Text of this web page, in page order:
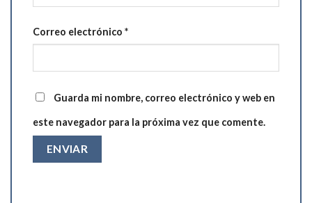
Correo electrónico *
Guarda mi nombre, correo electrónico y web en
este navegador para la próxima vez que comente.